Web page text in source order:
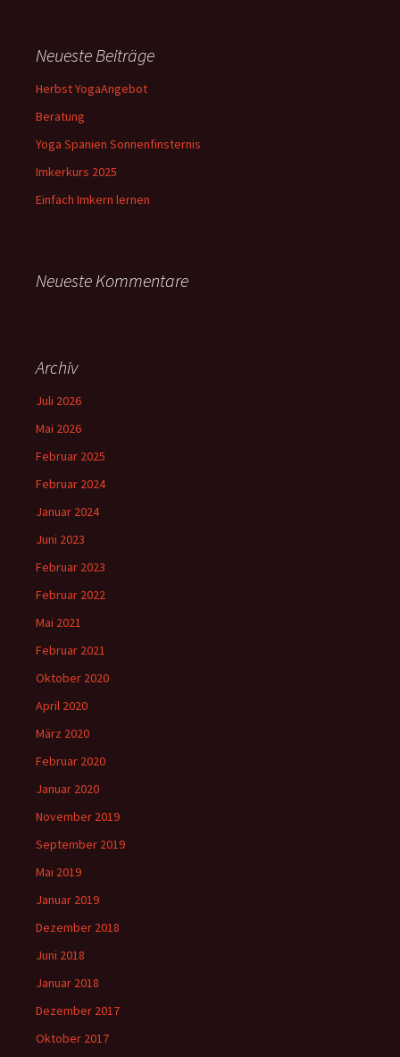
Neueste Beiträge
Herbst YogaAngebot
Beratung
Yoga Spanien Sonnenfinsternis
Imkerkurs 2025
Einfach Imkern lernen
Neueste Kommentare
Archiv
Juli 2026
Mai 2026
Februar 2025
Februar 2024
Januar 2024
Juni 2023
Februar 2023
Februar 2022
Mai 2021
Februar 2021
Oktober 2020
April 2020
März 2020
Februar 2020
Januar 2020
November 2019
September 2019
Mai 2019
Januar 2019
Dezember 2018
Juni 2018
Januar 2018
Dezember 2017
Oktober 2017